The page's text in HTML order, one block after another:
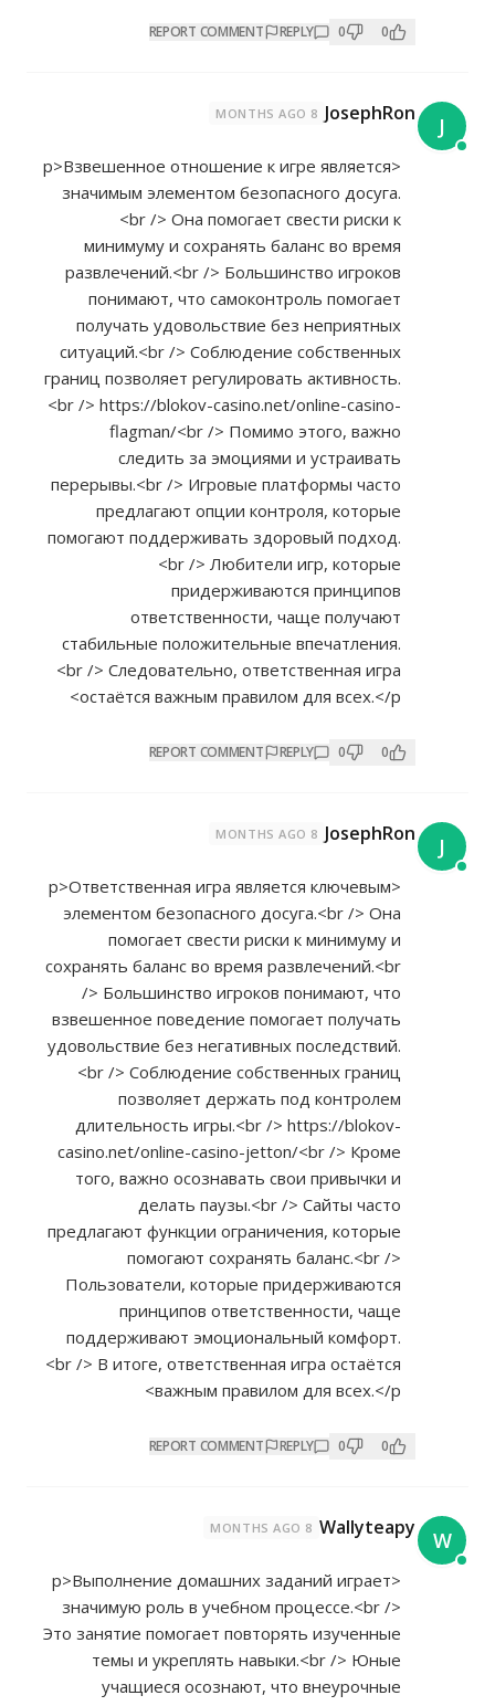
0
0
REPLY
REPORT COMMENT
J
JosephRon
8 MONTHS AGO
<p>Взвешенное отношение к игре является
значимым элементом безопасного досуга.
<br /> Она помогает свести риски к
минимуму и сохранять баланс во время
развлечений.<br /> Большинство игроков
понимают, что самоконтроль помогает
получать удовольствие без неприятных
ситуаций.<br /> Соблюдение собственных
границ позволяет регулировать активность.
<br /> https://blokov-casino.net/online-casino-
flagman/<br /> Помимо этого, важно
следить за эмоциями и устраивать
перерывы.<br /> Игровые платформы часто
предлагают опции контроля, которые
помогают поддерживать здоровый подход.
<br /> Любители игр, которые
придерживаются принципов
ответственности, чаще получают
стабильные положительные впечатления.
<br /> Следовательно, ответственная игра
остаётся важным правилом для всех.</p>
0
0
REPLY
REPORT COMMENT
J
JosephRon
8 MONTHS AGO
<p>Ответственная игра является ключевым
элементом безопасного досуга.<br /> Она
помогает свести риски к минимуму и
сохранять баланс во время развлечений.<br
/> Большинство игроков понимают, что
взвешенное поведение помогает получать
удовольствие без негативных последствий.
<br /> Соблюдение собственных границ
позволяет держать под контролем
длительность игры.<br /> https://blokov-
casino.net/online-casino-jetton/<br /> Кроме
того, важно осознавать свои привычки и
делать паузы.<br /> Сайты часто
предлагают функции ограничения, которые
помогают сохранять баланс.<br />
Пользователи, которые придерживаются
принципов ответственности, чаще
поддерживают эмоциональный комфорт.
<br /> В итоге, ответственная игра остаётся
важным правилом для всех.</p>
0
0
REPLY
REPORT COMMENT
W
Wallyteapy
8 MONTHS AGO
<p>Выполнение домашних заданий играет
значимую роль в учебном процессе.<br />
Это занятие помогает повторять изученные
темы и укреплять навыки.<br /> Юные
учащиеся осознают, что внеурочные